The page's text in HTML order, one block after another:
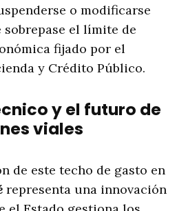
o modificarse
sobrepase el límite de
fijado por el
y Crédito Público.
y el futuro de
viales
de este techo de gasto en
representa una innovación